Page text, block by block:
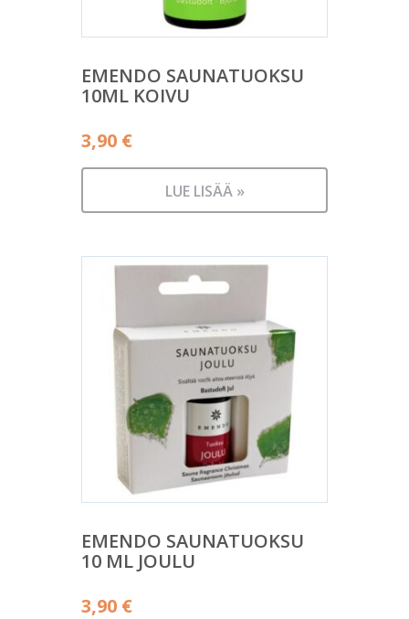
EMENDO SAUNATUOKSU
10ML KOIVU
3,90 €
LUE LISÄÄ »
EMENDO SAUNATUOKSU
10 ML JOULU
3,90 €